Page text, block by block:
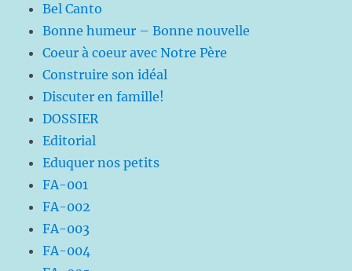
Bel Canto
Bonne humeur – Bonne nouvelle
Coeur à coeur avec Notre Père
Construire son idéal
Discuter en famille!
DOSSIER
Editorial
Eduquer nos petits
FA-001
FA-002
FA-003
FA-004